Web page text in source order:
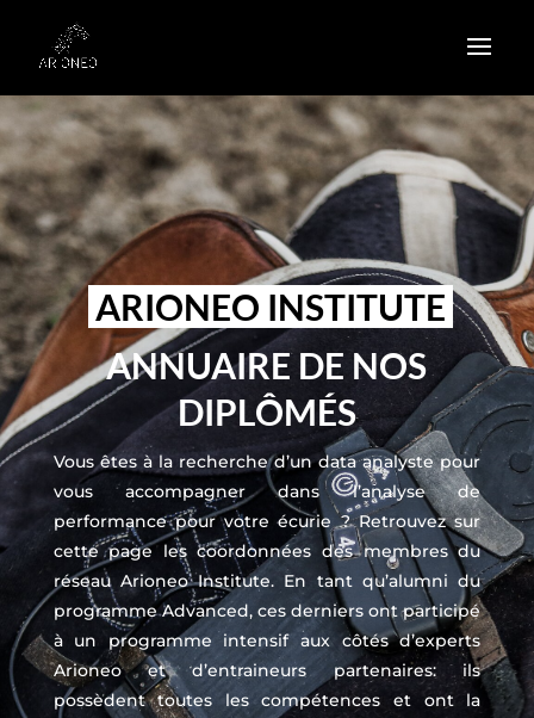
ARIONEO INSTITUTE
ANNUAIRE DE NOS
DIPLÔMÉS
Vous êtes à la recherche d’un data analyste pour
vous accompagner dans l’analyse de
performance pour votre écurie ? Retrouvez sur
cette page les coordonnées des membres du
réseau Arioneo Institute. En tant qu’alumni du
programme Advanced, ces derniers ont participé
à un programme intensif aux côtés d’experts
Arioneo et d’entraineurs partenaires: ils
possèdent toutes les compétences et ont la